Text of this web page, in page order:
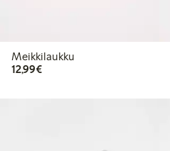
Meikkilaukku
12,99€12,99 €